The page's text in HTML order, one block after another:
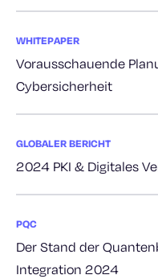
WHITEPAPER
Vorausschauende
Cybersicherheit
GLOBALER BERICHT
2024 PKI & Digitales
PQC
Der Stand der
Integration 2024